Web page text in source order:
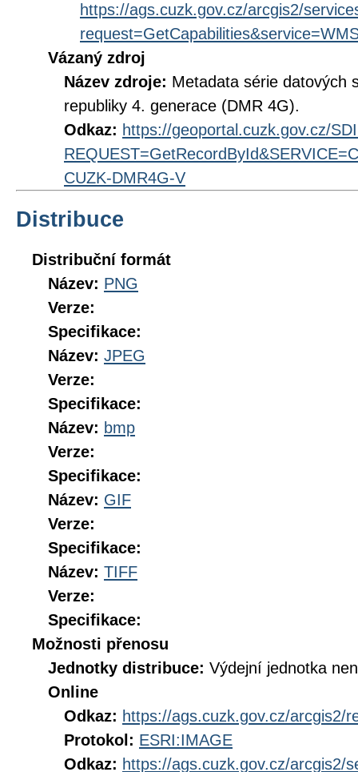
https://ags.cuzk.gov.cz/arcgis2/
Vázaný zdroj
Název zdroje: Metadata série datových
republiky 4. generace (DMR 4G).
Odkaz: https://geoportal.cuzk.gov.cz/
CUZK-DMR4G-V
Distribuce
Distribuční formát
Název: PNG
Verze:
Specifikace:
Název: JPEG
Verze:
Specifikace:
Název: bmp
Verze:
Specifikace:
Název: GIF
Verze:
Specifikace:
Název: TIFF
Verze:
Specifikace:
Možnosti přenosu
Jednotky distribuce: Výdejní jednotka
Online
Odkaz: https://ags.cuzk.gov.cz/arcgis2/
Protokol: ESRI:IMAGE
Odkaz: https://ags.cuzk.gov.cz/arcgis2/